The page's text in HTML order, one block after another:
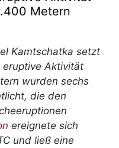
Metern
Kamtschatka setzt
eruptive Aktivität
wurden sechs
die den
ereignete sich
und ließ eine